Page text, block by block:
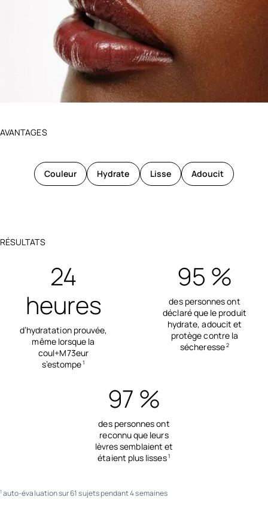
AVANTAGES
Couleur Hydrate Lisse Adoucit
RÉSULTATS
24
heures
d’hydratation prouvée,
même lorsque la
coul+M73eur
s’estompe1
95 %
des personnes ont
déclaré que le produit
hydrate, adoucit et
protège contre la
sécheresse2
97 %
des personnes ont
reconnu que leurs
lèvres semblaient et
étaient plus lisses1
1 auto-évaluation sur 61 sujets pendant 4 semaines